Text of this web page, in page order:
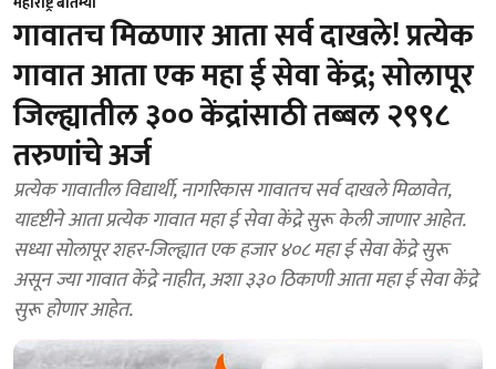
गावातच मिळणार आता सर्व दाखले! प्रत्येक
गावात आता एक महा ई सेवा केंद्र; सोलापूर
जिल्ह्यातील ३०० केंद्रांसाठी तब्बल २९९८
तरुणांचे अर्ज
प्रत्येक गावातील विद्यार्थी, नागरिकास गावातच सर्व दाखले मिळावेत,
यादृष्टीने आता प्रत्येक गावात महा ई सेवा केंद्रे सुरू केली जाणार आहेत.
सध्या सोलापूर शहर-जिल्ह्यात एक हजार ४०८ महा ई सेवा केंद्रे सुरू
असून ज्या गावात केंद्रे नाहीत, अशा ३३० ठिकाणी आता महा ई सेवा केंद्रे
सुरू होणार आहेत.